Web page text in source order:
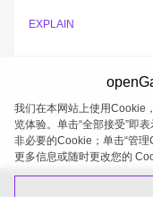
EXPLAIN
openGauss 2026-08-08
我们在本网站上使用Cookie
览体验。单击“全部接受”即
非必要的Cookie；单击“管
更多信息或随时更改您的